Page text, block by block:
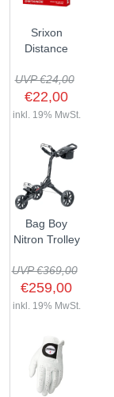
Srixon
Distance
UVP €24,00
€22,00
inkl. 19% MwSt.
Bag Boy
Nitron Trolley
UVP €369,00
€259,00
inkl. 19% MwSt.